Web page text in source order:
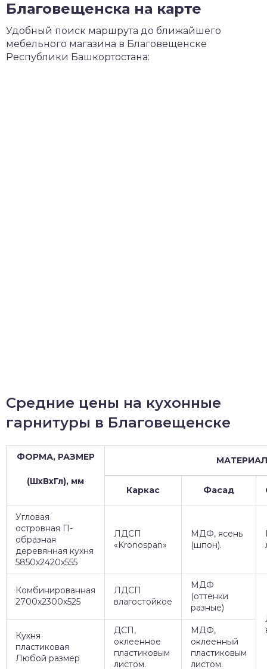
Благовещенска на карте
Удобный поиск маршрута до ближайшего
мебельного магазина в Благовещенске
Республики Башкортостана:
Средние цены на кухонные
гарнитуры в Благовещенске
ФОРМА, РАЗМЕР
(ШхВхГл), мм
Каркас Фасад
Угловая
островная П-
образная
деревянная кухня
5850х2420х555
ЛДСП
«Kronospan»
МДФ, ясень
(шпон).
Комбинированная
2700х2300х525
ЛДСП
влагостойкое
МДФ
(оттенки
разные)
Кухня
пластиковая
Любой размер
ДСП,
оклеенное
пластиковым
листом.
МДФ,
оклеенный
пластиковым
листом.